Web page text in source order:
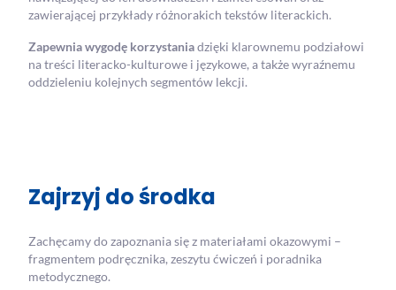
zawierającej przykłady różnorakich tekstów literackich.
Zapewnia wygodę korzystaniadzięki klarownemu podziałowi
na treści literacko-kulturowe i językowe, a także wyraźnemu
oddzieleniu kolejnych segmentów lekcji.
Zajrzyj do środka
Zachęcamy do zapoznania się z materiałami okazowymi –
fragmentem podręcznika, zeszytu ćwiczeń i poradnika
metodycznego.